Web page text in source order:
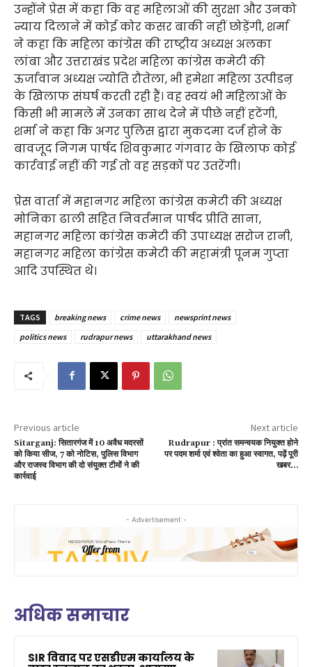
उन्होंने प्रेस में कहा कि वह महिलाओं की सुरक्षा और उनको
न्याय दिलाने में कोई कोर कसर बाकी नहीं छोड़ेंगी, शर्मा
ने कहा कि महिला कांग्रेस की राष्ट्रीय अध्यक्ष अलका
लांबा और उत्तराखंड प्रदेश महिला कांग्रेस कमेटी की
ऊर्जावान अध्यक्ष ज्योति रौतेला, भी हमेशा महिला उत्पीडऩ
के खिलाफ संघर्ष करती रही हैं। वह स्वयं भी महिलाओं के
किसी भी मामले में उनका साथ देने में पीछे नहीं हटेंगी,
शर्मा ने कहा कि अगर पुलिस द्वारा मुकदमा दर्ज होने के
बावजूद निगम पार्षद शिवकुमार गंगवार के खिलाफ कोई
कार्रवाई नहीं की गई तो वह सड़कों पर उतरेंगी।
प्रेस वार्ता में महानगर महिला कांग्रेस कमेटी की अध्यक्ष
मोनिका ढाली सहित निवर्तमान पार्षद प्रीति साना,
महानगर महिला कांग्रेस कमेटी की उपाध्यक्ष सरोज रानी,
महानगर महिला कांग्रेस कमेटी की महामंत्री पूनम गुप्ता
आदि उपस्थित थे।
TAGS breaking news crime news
newsprint news
politics news
rudrapur news uttarakhand news
Previous article
Sitarganj: सितारगंज में 10 अवैध मदरसों
को किया सीज, 7 को नोटिस, पुलिस विभाग
और राजस्व विभाग की दो संयुक्त टीमों ने की
कार्रवाई
Next article
Rudrapur : प्रांत समन्वयक नियुक्त होने
पर पदम शर्मा एवं श्वेता का हुआ स्वागत, पढ़ें पूरी
खबर…
- Advertisement -
अधिक समाचार
SIR विवाद पर एसडीएम कार्यालय के